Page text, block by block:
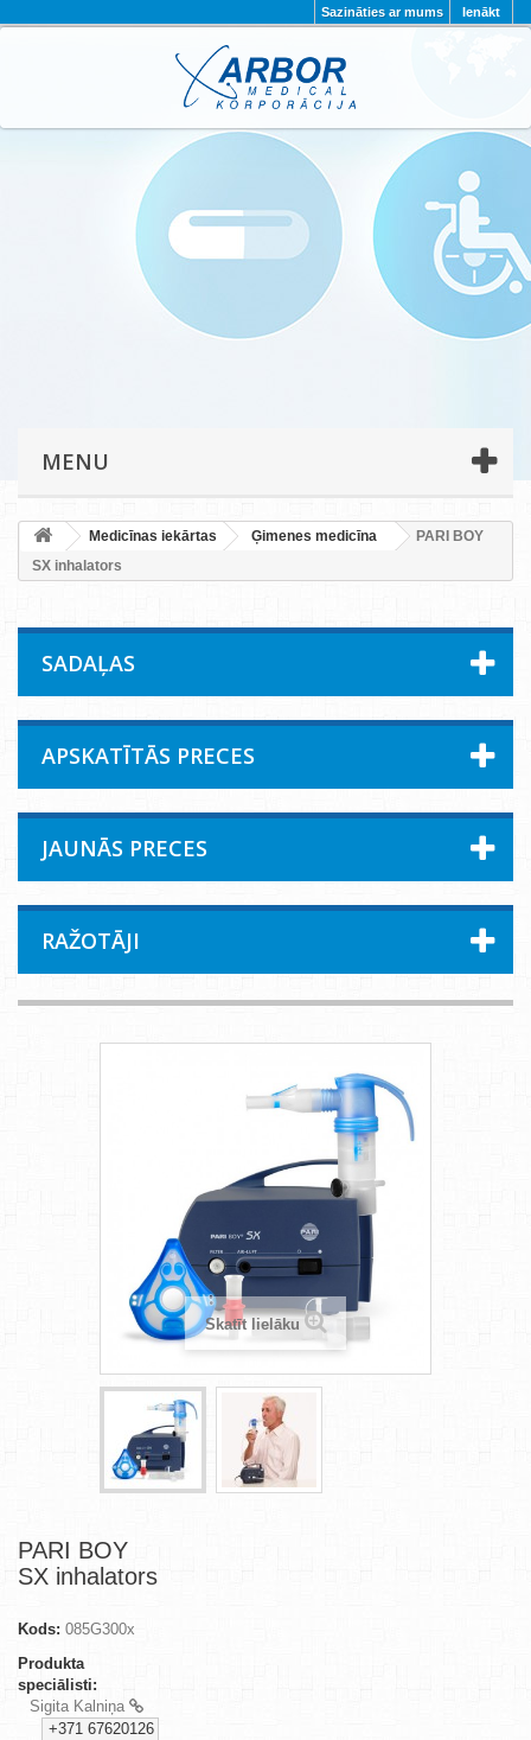
Ienākt
Sazināties ar mums
PAR MUMS PROJEKTI
KONTAKTI
PRIVĀTUMA POLITIKA
MENU
Medicīnas iekārtas Ģimenes medicīna
PARI BOY
SX inhalators
SADAĻAS
APSKATĪTĀS PRECES
JAUNĀS PRECES
RAŽOTĀJI
Skatīt lielāku
PARI BOY
SX inhalators
Kods: 085G300x
Produkta
speciālisti:
Sigita Kalniņa
+371 67620126